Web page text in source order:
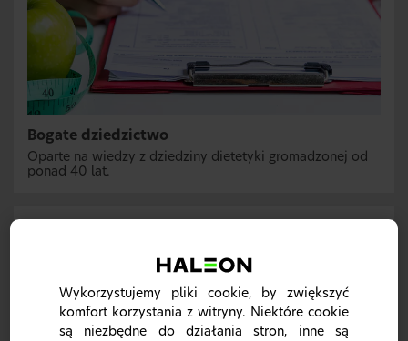
Bogate dziedzictwo
Oparte na wiedzy z dziedziny dietetyki gromadzonej od
ponad 40 lat.
Wykorzystujemy pliki cookie, by zwiększyć
komfort korzystania z witryny. Niektóre cookie
są niezbędne do działania stron, inne są